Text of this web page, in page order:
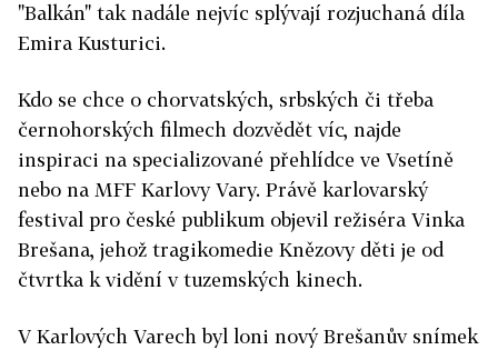
"Balkán" tak nadále nejvíc splývají rozjuchaná díla
Emira Kusturici.
Kdo se chce o chorvatských, srbských či třeba
černohorských filmech dozvědět víc, najde
inspiraci na specializované přehlídce ve Vsetíně
nebo na MFF Karlovy Vary. Právě karlovarský
festival pro české publikum objevil režiséra Vinka
Brešana, jehož tragikomedie Knězovy děti je od
čtvrtka k vidění v tuzemských kinech.
V Karlových Varech byl loni nový Brešanův snímek